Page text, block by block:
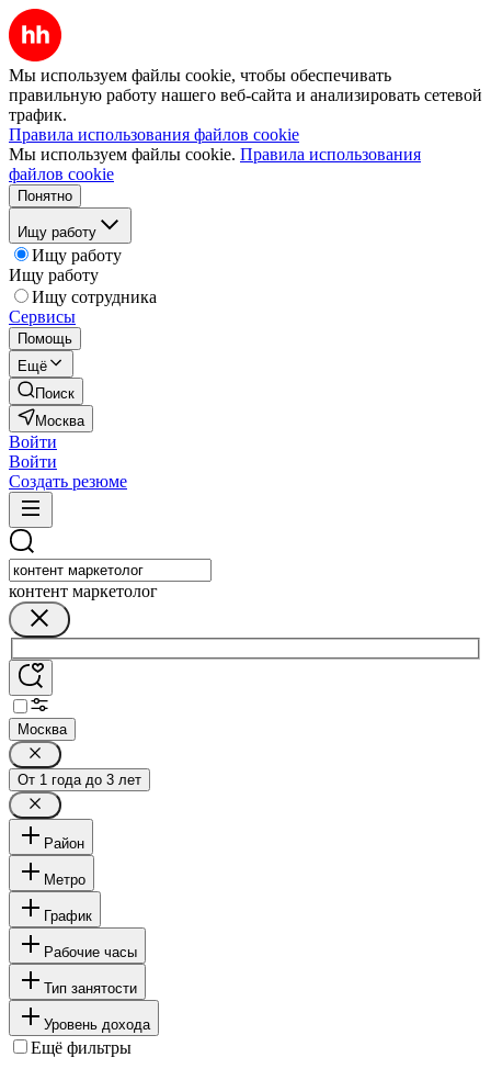
Мы используем файлы cookie, чтобы обеспечивать
правильную работу нашего веб-сайта и анализировать сетевой
трафик.
Правила использования файлов cookie
Мы используем файлы cookie. Правила использования
файлов cookie
Понятно
Ищу работу
Ищу работу
Ищу работу
Ищу сотрудника
Сервисы
Помощь
Ещё
Поиск
Москва
Войти
Войти
Создать резюме
контент маркетолог
Москва
От 1 года до 3 лет
Район
Метро
График
Рабочие часы
Тип занятости
Уровень дохода
Ещё фильтры